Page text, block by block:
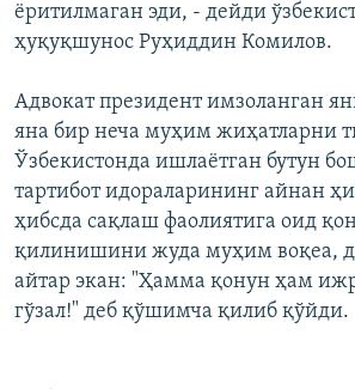
ëритилмаган эди, - дейди
ҳуқуқшунос Руҳиддин Комилов.
Адвокат президент имзоланган
яна бир неча муҳим жиҳатларни
Ўзбекистонда ишлаётган бутун
тартибот идораларининг айнан
ҳибсда сақлаш фаолиятига оид
қилинишини жуда муҳим воқеа,
айтар экан: "Ҳамма қонун ҳам
гўзал!" деб қўшимча қилиб қўйди.